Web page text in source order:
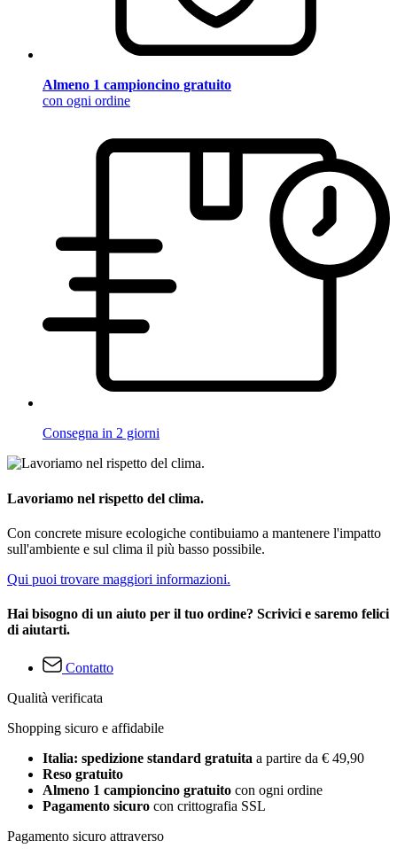
Almeno 1 campioncino gratuito
con ogni ordine
Consegna in 2 giorni
Lavoriamo nel rispetto del clima.
Con concrete misure ecologiche contibuiamo a mantenere l'impatto
sull'ambiente e sul clima il più basso possibile.
Qui puoi trovare maggiori informazioni.
Hai bisogno di un aiuto per il tuo ordine? Scrivici e saremo felici
di aiutarti.
Contatto
Qualità verificata
Shopping sicuro e affidabile
Italia: spedizione standard gratuita a partire da € 49,90
Reso gratuito
Almeno 1 campioncino gratuito con ogni ordine
Pagamento sicuro con crittografia SSL
Pagamento sicuro attraverso